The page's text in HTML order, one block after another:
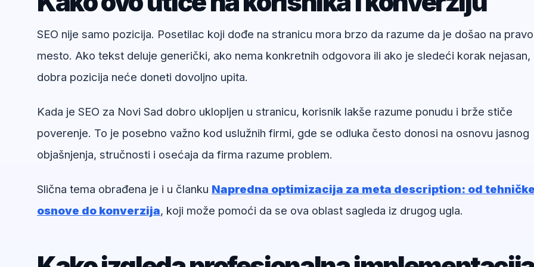
SEO nije samo pozicija. Posetilac koji dođe na stranicu mora brzo da razume da je došao na pravo
mesto. Ako tekst deluje generički, ako nema konkretnih odgovora ili ako je sledeći korak nejasan,
dobra pozicija neće doneti dovoljno upita.
Kada je SEO za Novi Sad dobro uklopljen u stranicu, korisnik lakše razume ponudu i brže stiče
poverenje. To je posebno važno kod uslužnih firmi, gde se odluka često donosi na osnovu jasnog
objašnjenja, stručnosti i osećaja da firma razume problem.
Slična tema obrađena je i u članku Napredna optimizacija za meta description: od
osnove do konverzija, koji može pomoći da se ova oblast sagleda iz drugog ugla.